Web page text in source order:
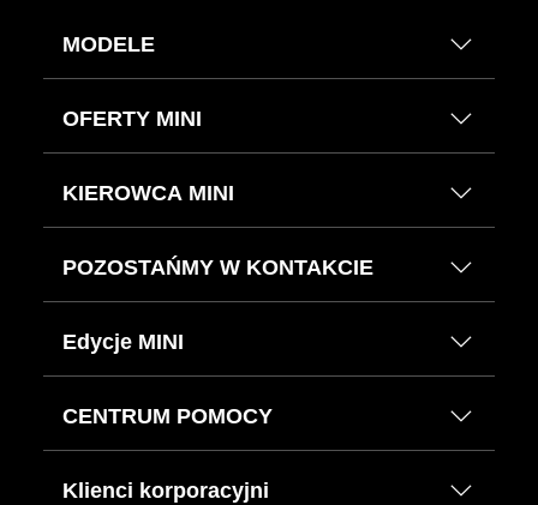
MODELE
OFERTY MINI
KIEROWCA MINI
POZOSTAŃMY W KONTAKCIE
Edycje MINI
CENTRUM POMOCY
Klienci korporacyjni